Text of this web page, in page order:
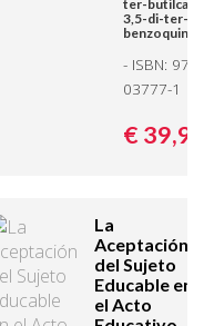
ter-
3,5-di-ter-
- ISBN:
03777-1
€ 39,
La
Aceptación
del Sujeto
Educable en
el Acto